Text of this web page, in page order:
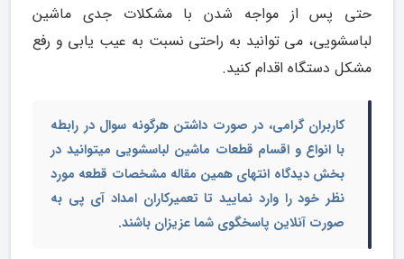
حتی پس از مواجه شدن با مشکلات جدی ماشین
لباسشویی، می توانید به راحتی نسبت به عیب یابی و رفع
مشکل دستگاه اقدام کنید.
کاربران گرامی، در صورت داشتن هرگونه سوال در رابطه
با انواع و اقسام قطعات ماشین لباسشویی میتوانید در
بخش دیدگاه انتهای همین مقاله مشخصات قطعه مورد
نظر خود را وارد نمایید تا تعمیرکاران امداد آی پی به
صورت آنلاین پاسخگوی شما عزیزان باشند.